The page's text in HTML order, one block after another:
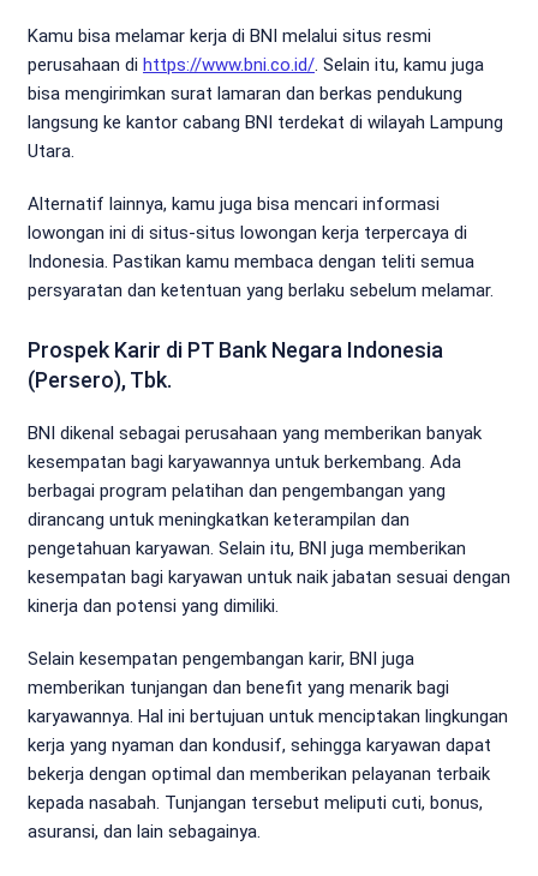
Kamu bisa melamar kerja di BNI melalui situs resmi
perusahaan di https://www.bni.co.id/. Selain itu, kamu juga
bisa mengirimkan surat lamaran dan berkas pendukung
langsung ke kantor cabang BNI terdekat di wilayah Lampung
Utara.
Alternatif lainnya, kamu juga bisa mencari informasi
lowongan ini di situs-situs lowongan kerja terpercaya di
Indonesia. Pastikan kamu membaca dengan teliti semua
persyaratan dan ketentuan yang berlaku sebelum melamar.
Prospek Karir di PT Bank Negara Indonesia
(Persero), Tbk.
BNI dikenal sebagai perusahaan yang memberikan banyak
kesempatan bagi karyawannya untuk berkembang. Ada
berbagai program pelatihan dan pengembangan yang
dirancang untuk meningkatkan keterampilan dan
pengetahuan karyawan. Selain itu, BNI juga memberikan
kesempatan bagi karyawan untuk naik jabatan sesuai dengan
kinerja dan potensi yang dimiliki.
Selain kesempatan pengembangan karir, BNI juga
memberikan tunjangan dan benefit yang menarik bagi
karyawannya. Hal ini bertujuan untuk menciptakan lingkungan
kerja yang nyaman dan kondusif, sehingga karyawan dapat
bekerja dengan optimal dan memberikan pelayanan terbaik
kepada nasabah. Tunjangan tersebut meliputi cuti, bonus,
asuransi, dan lain sebagainya.